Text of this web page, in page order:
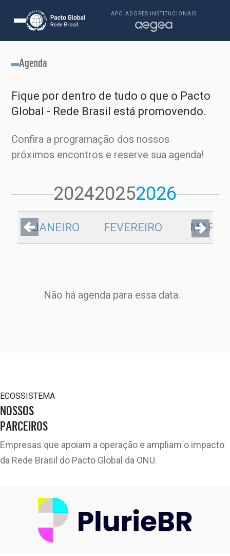
APOIADORES INSTITUCIONAIS
Agenda
Fique por dentro de tudo o que o Pacto
Global - Rede Brasil está promovendo.
Confira a programação dos nossos
próximos encontros e reserve sua agenda!
202420252026
JANEIRO FEVEREIRO MARÇO
Não há agenda para essa data.
ECOSSISTEMA
NOSSOS
PARCEIROS
Empresas que apoiam a operação e ampliam o impacto
da Rede Brasil do Pacto Global da ONU.